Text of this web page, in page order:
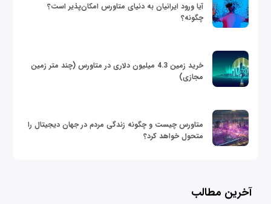
آیا ورود ایرانیان به دنیای متاورس امکان‌پذیر است؟
چگونه؟
خرید زمین 4.3 میلیون دلاری در متاورس (چند متر زمین
مجازی)
متاورس چیست و چگونه زندگی مردم در جهان دیجیتال را
متحول خواهد کرد؟
آخرین مطالب